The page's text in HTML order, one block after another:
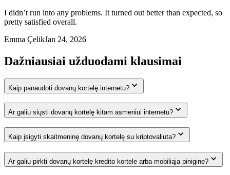
I didn’t run into any problems. It turned out better than expected, so
pretty satisfied overall.
Emma ÇelikJan 24, 2026
Dažniausiai užduodami klausimai
Kaip panaudoti dovanų kortelę internetu?
Ar galiu siųsti dovanų kortelę kitam asmeniui internetu?
Kaip įsigyti skaitmeninę dovanų kortelę su kriptovaliuta?
Ar galiu pirkti dovanų kortelę kredito kortele arba mobiliąja pinigine?